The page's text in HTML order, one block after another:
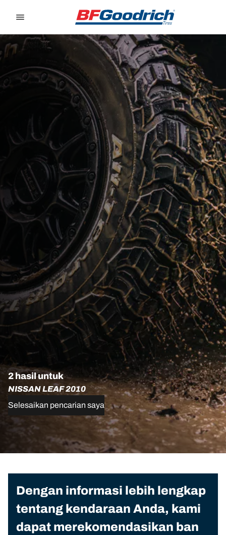
2 hasil untuk
NISSAN LEAF 2010
Selesaikan pencarian saya
Dengan informasi lebih lengkap
tentang kendaraan Anda, kami
dapat merekomendasikan ban